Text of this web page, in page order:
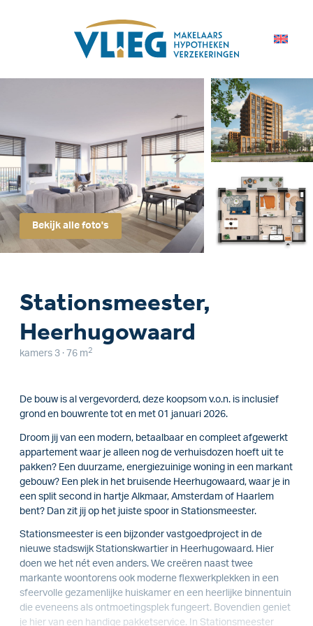
Bekijk alle foto's
Stationsmeester,
Heerhugowaard
kamers 3 · 76 m 2
De bouw is al vergevorderd, deze koopsom v.o.n. is inclusief
grond en bouwrente tot en met 01 januari 2026.
Droom jij van een modern, betaalbaar en compleet afgewerkt
appartement waar je alleen nog de verhuisdozen hoeft uit te
pakken? Een duurzame, energiezuinige woning in een markant
gebouw? Een plek in het bruisende Heerhugowaard, waar je in
een split second in hartje Alkmaar, Amsterdam of Haarlem
bent? Dan zit jij op het juiste spoor in Stationsmeester.
Stationsmeester is een bijzonder vastgoedproject in de
nieuwe stadswijk Stationskwartier in Heerhugowaard. Hier
doen we het nét even anders. We creëren naast twee
markante woontorens ook moderne flexwerkplekken in een
sfeervolle gezamenlijke huiskamer en een heerlijke binnentuin
die eveneens als ontmoetingsplek fungeert. Bovendien geniet
je hier van een handige pakketservice. In Stationsmeester